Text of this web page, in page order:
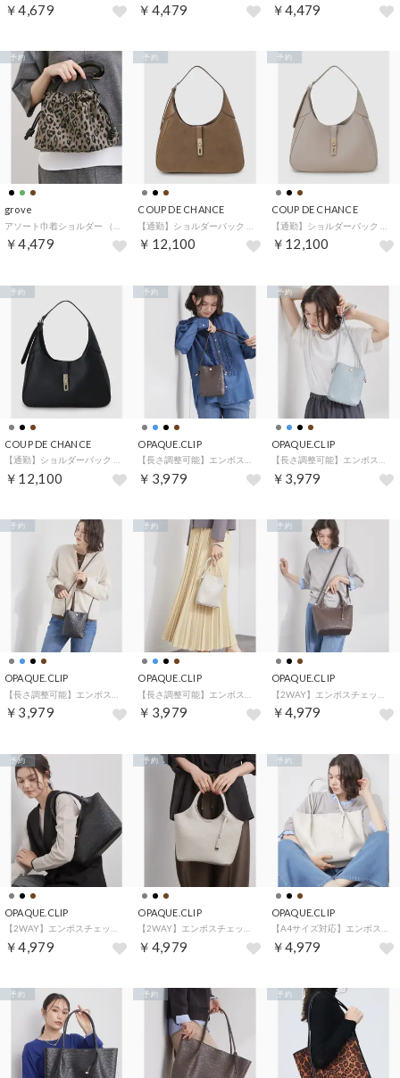
￥4,679 ￥4,479 ￥4,479
grove
￥4,479
予約
COUP DE CHANCE
￥12,100
予約
COUP DE CHANCE
￥12,100
予約
COUP DE CHANCE
￥12,100
予約
OPAQUE.CLIP
￥3,979
予約
OPAQUE.CLIP
￥3,979
予約
OPAQUE.CLIP
￥3,979
予約
OPAQUE.CLIP
￥3,979
予約
OPAQUE.CLIP
￥4,979
予約
OPAQUE.CLIP
￥4,979
予約
OPAQUE.CLIP
￥4,979
予約
OPAQUE.CLIP
￥4,979
予約
予約 予約 予約